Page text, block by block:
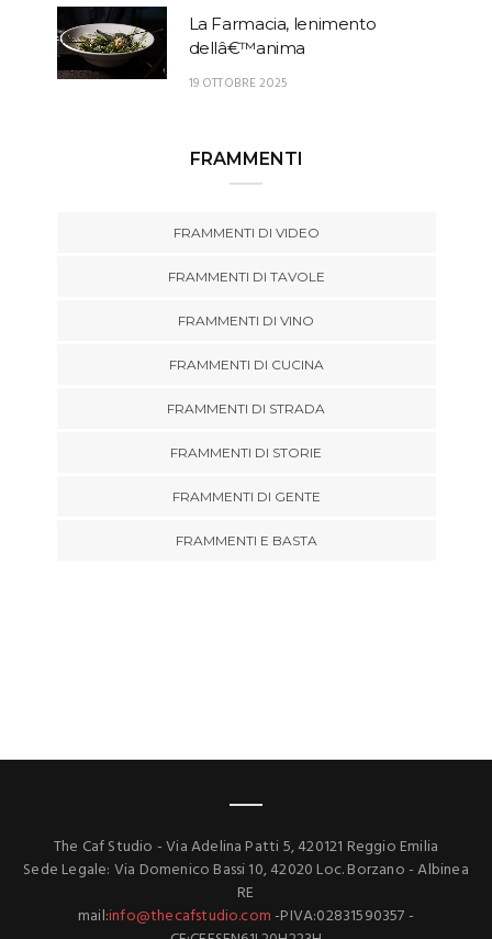
La Farmacia, lenimento
dellâ€™anima
19 OTTOBRE 2025
FRAMMENTI
FRAMMENTI DI VIDEO
FRAMMENTI DI TAVOLE
FRAMMENTI DI VINO
FRAMMENTI DI CUCINA
FRAMMENTI DI STRADA
FRAMMENTI DI STORIE
FRAMMENTI DI GENTE
FRAMMENTI E BASTA
The Caf Studio - Via Adelina Patti 5, 420121 Reggio Emilia
Sede Legale: Via Domenico Bassi 10, 42020 Loc. Borzano - Albinea
RE
mail:info@thecafstudio.com-PIVA:02831590357 -